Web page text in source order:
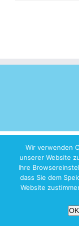
Copyright 2026 iZen
Wir verwenden
unserer Website
Ihre
dass Sie dem
Website
OK